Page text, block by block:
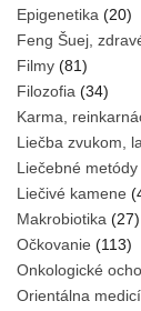
Epigenetika (20)
Feng Šuej,
Filmy (81)
Filozofia (34)
Karma,
Liečba zvukom,
Liečebné metódy
Liečivé kamene
Makrobiotika (27)
Očkovanie (113)
Onkologické
Orientálna